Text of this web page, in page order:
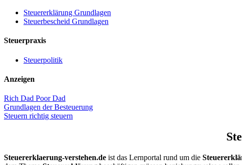
Steuererklärung Grundlagen
Steuerbescheid Grundlagen
Steuerpraxis
Steuerpolitik
Anzeigen
Rich Dad Poor Dad
Grundlagen der Besteuerung
Steuern richtig steuern
Steuererklaerung-verstehen.de ist das Lernportal rund um die